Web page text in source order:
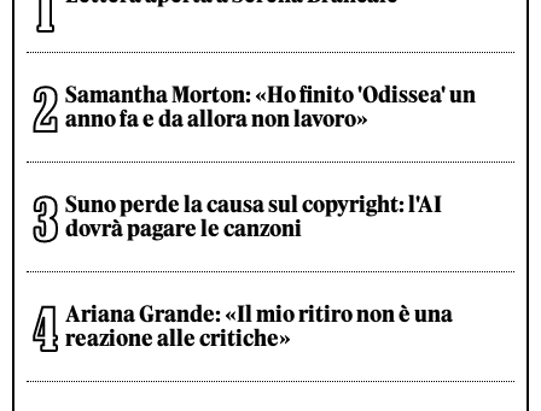
Samantha Morton: «Ho finito 'Odissea' un
anno fa e da allora non lavoro»
Suno perde la causa sul copyright: l'AI
dovrà pagare le canzoni
Ariana Grande: «Il mio ritiro non è una
reazione alle critiche»